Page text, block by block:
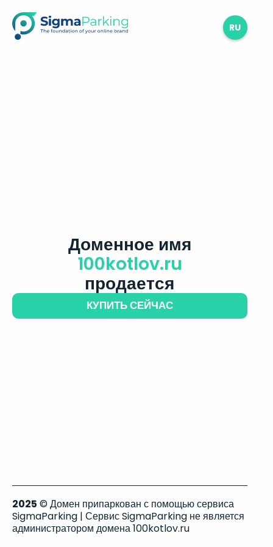
RU
Доменное имя
100kotlov.ru
продается
КУПИТЬ СЕЙЧАС
2025 © Домен припаркован с помощью сервиса
SigmaParking | Сервис SigmaParking не является
администратором домена 100kotlov.ru